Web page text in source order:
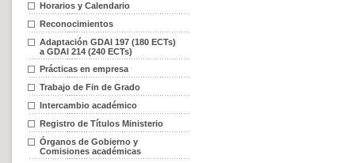
Horarios y Calendario
Reconocimientos
Adaptación GDAI 197 (180 ECTs)
a GDAI 214 (240 ECTs)
Prácticas en empresa
Trabajo de Fin de Grado
Intercambio académico
Registro de Títulos Ministerio
Órganos de Gobierno y
Comisiones académicas